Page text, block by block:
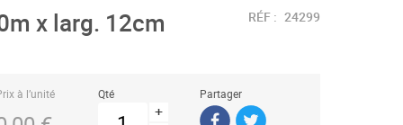
x larg. 12cm RÉF : 24299
à l’unité Qté
+
Partager